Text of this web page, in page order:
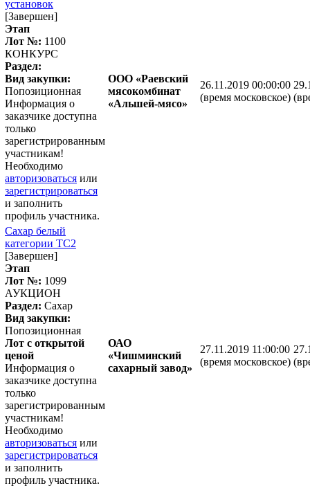
установок
[Завершен]
Этап
Лот №: 1100
КОНКУРС
Раздел:
Вид закупки:
Попозиционная
Информация о
заказчике доступна
только
зарегистрированным
участникам!
Необходимо
авторизоваться или
зарегистрироваться
и заполнить
профиль участника.
ООО «Раевский
мясокомбинат
«Альшей-мясо»
26.11.2019 00:00:00
(время московское)
Сахар белый
категории ТС2
[Завершен]
Этап
Лот №: 1099
АУКЦИОН
Раздел: Сахар
Вид закупки:
Попозиционная
Лот с открытой
ценой
Информация о
заказчике доступна
только
зарегистрированным
участникам!
Необходимо
авторизоваться или
зарегистрироваться
и заполнить
профиль участника.
ОАО
«Чишминский
сахарный завод»
27.11.2019 11:00:00
(время московское)